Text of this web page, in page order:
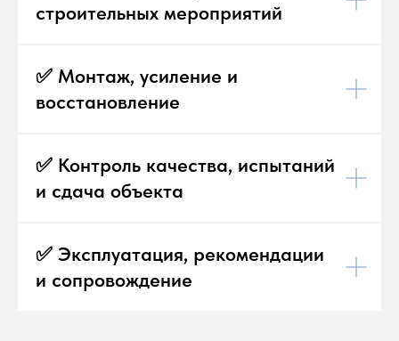
строительных мероприятий
✅ Монтаж, усиление и
восстановление
✅ Контроль качества, испытаний
и сдача объекта
✅ Эксплуатация, рекомендации
и сопровождение